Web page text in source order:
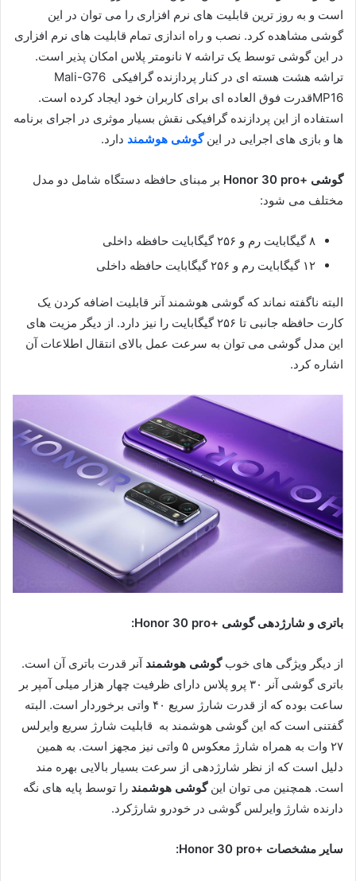
است و به روز ترین قابلیت های نرم افزاری را می توان در این
گوشی مشاهده کرد. نصب و راه اندازی تمام قابلیت های نرم افزاری
در این گوشی توسط یک تراشه ۷ نانومتر پلاس امکان پذیر است.
تراشه هشت هسته ای در کنار پردازنده گرافیکی Mali-G76
MP16قدرت فوق العاده ای برای کاربران خود ایجاد کرده است.
استفاده از این پردازنده گرافیکی نقش بسیار موثری در اجرای برنامه
ها و بازی های اجرایی در اینگوشی هوشمند دارد.
گوشی +Honor 30 pro
بر مبنای حافظه دستگاه شامل دو مدل
مختلف می شود:
۸ گیگابایت رم و ۲۵۶ گیگابایت حافظه داخلی
۱۲ گیگابایت رم و ۲۵۶ گیگابایت حافظه داخلی
البته ناگفته نماند که گوشی هوشمند آنر قابلیت اضافه کردن یک
کارت حافظه جانبی تا ۲۵۶ گیگابایت را نیز دارد. از دیگر مزیت های
این مدل گوشی می توان به سرعت عمل بالای انتقال اطلاعات آن
اشاره کرد.
باتری و شارژدهی گوشی +Honor 30 pro :
از دیگر ویژگی های خوبگوشی هوشمند آنر قدرت باتری آن است.
باتری گوشی آنر ۳۰ پرو پلاس دارای ظرفیت چهار هزار میلی آمپر بر
ساعت بوده که از قدرت شارژ سریع ۴۰ واتی برخوردار است. البته
گفتنی است که این گوشی هوشمند به قابلیت شارژ سریع وایرلس
۲۷ وات به همراه شارژ معکوس ۵ واتی نیز مجهز است. به همین
دلیل است که از نظر شارژدهی از سرعت بسیار بالایی بهره مند
است. همچنین می توان اینگوشی هوشمند را توسط پایه های نگه
دارنده شارژ وایرلس گوشی در خودرو شارژکرد.
سایر مشخصات +Honor 30 pro :